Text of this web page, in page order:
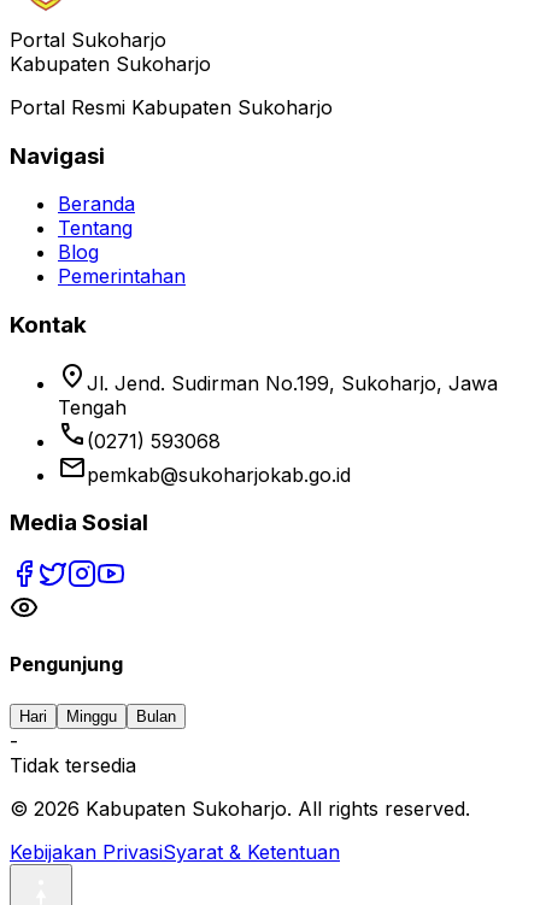
Portal Sukoharjo
Kabupaten Sukoharjo
Portal Resmi Kabupaten Sukoharjo
Navigasi
Beranda
Tentang
Blog
Pemerintahan
Kontak
location_on Jl. Jend. Sudirman No.199, Sukoharjo, Jawa
Tengah
phone (0271) 593068
emailpemkab@sukoharjokab.go.id
Media Sosial
Pengunjung
Hari Minggu Bulan
-
Tidak tersedia
© 2026 Kabupaten Sukoharjo. All rights reserved.
Kebijakan PrivasiSyarat & Ketentuan